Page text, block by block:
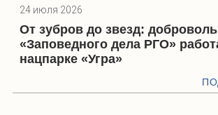
24 июля 2026
От зубров до звезд:
«Заповедного дела РГО»
нацпарке «Угра»